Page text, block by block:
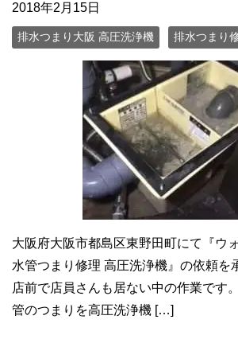
2018年2月15日
排水つまり大阪 高圧洗浄機 排水つまり
大阪府大阪市都島区東野田町にて『ウ
水管つまり修理 高圧洗浄機』の依頼
店前で店員さんも居ない中の作業です
管のつまりを高圧洗浄機 […]